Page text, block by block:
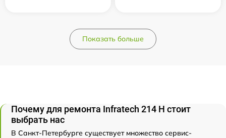
Показать больше
Почему для ремонта Infratech 214 Н стоит
выбрать нас
В Санкт-Петербурге существует множество сервис-